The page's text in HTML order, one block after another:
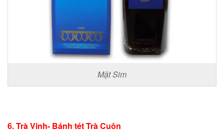
Mật Sim
6. Trà Vinh- Bánh tét Trà Cuôn